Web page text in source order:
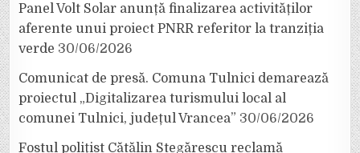
Panel Volt Solar anunță finalizarea activităților
aferente unui proiect PNRR referitor la tranziția
verde 30/06/2026
Comunicat de presă. Comuna Tulnici demarează
proiectul „Digitalizarea turismului local al
comunei Tulnici, județul Vrancea” 30/06/2026
Fostul polițist Cătălin Stegărescu reclamă